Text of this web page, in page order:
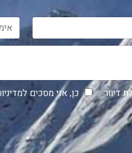
דיוור כן, אני מסכים